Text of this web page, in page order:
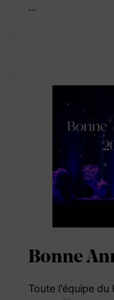
…
Bonne
Toute l'équipe du